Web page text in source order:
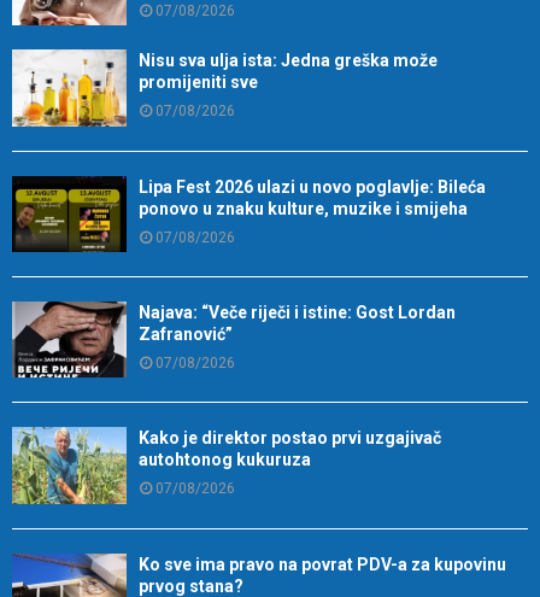
07/08/2026
Nisu sva ulja ista: Jedna greška može
promijeniti sve
07/08/2026
Lipa Fest 2026 ulazi u novo poglavlje: Bileća
ponovo u znaku kulture, muzike i smijeha
07/08/2026
Najava: “Veče riječi i istine: Gost Lordan
Zafranović”
07/08/2026
Kako je direktor postao prvi uzgajivač
autohtonog kukuruza
07/08/2026
Ko sve ima pravo na povrat PDV-a za kupovinu
prvog stana?